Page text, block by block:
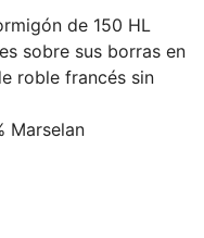
de 150 HL
sobre sus borras en
roble francés sin
Marselan